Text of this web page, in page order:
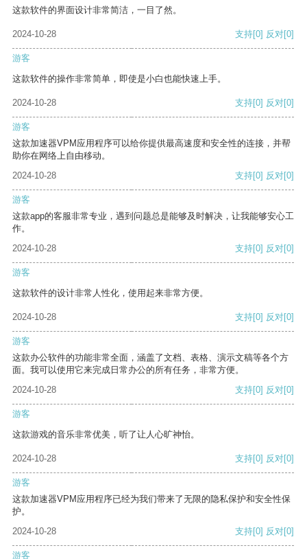
这款软件的界面设计非常简洁，一目了然。
2024-10-28 支持[0] 反对[0]
游客
这款软件的操作非常简单，即使是小白也能快速上手。
2024-10-28 支持[0] 反对[0]
游客
这款加速器VPM应用程序可以给你提供最高速度和安全性的连接，并帮
助你在网络上自由移动。
2024-10-28
支持[0] 反对[0]
游客
这款app的客服非常专业，遇到问题总是能够及时解决，让我能够安心工
作。
2024-10-28
支持[0] 反对[0]
游客
这款软件的设计非常人性化，使用起来非常方便。
2024-10-28 支持[0] 反对[0]
游客
这款办公软件的功能非常全面，涵盖了文档、表格、演示文稿等各个方
面。我可以使用它来完成日常办公的所有任务，非常方便。
2024-10-28
支持[0] 反对[0]
游客
这款游戏的音乐非常优美，听了让人心旷神怡。
2024-10-28 支持[0] 反对[0]
游客
这款加速器VPM应用程序已经为我们带来了无限的隐私保护和安全性保
护。
2024-10-28
支持[0] 反对[0]
游客